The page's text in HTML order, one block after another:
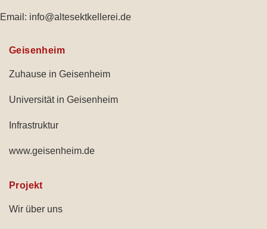
Email: info@altesektkellerei.de
Geisenheim
Zuhause in Geisenheim
Universität in Geisenheim
Infrastruktur
www.geisenheim.de
Projekt
Wir über uns